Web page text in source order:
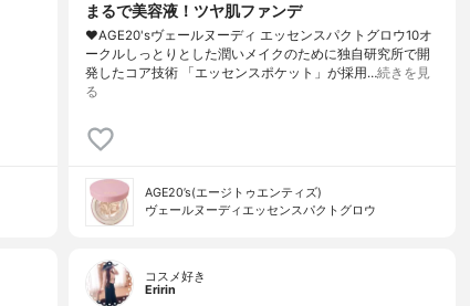
まるで美容液！ツヤ肌ファンデ
❤︎AGE20'sヴェールヌーディ エッセンスパクトグロウ10オ
ークルしっとりとした潤いメイクのために独自研究所で開
発したコア技術 「エッセンスポケット」が採用…続きを見
る
AGE20’s(エージトゥエンティズ)
ヴェールヌーディエッセンスパクトグロウ
コスメ好き
Eririn